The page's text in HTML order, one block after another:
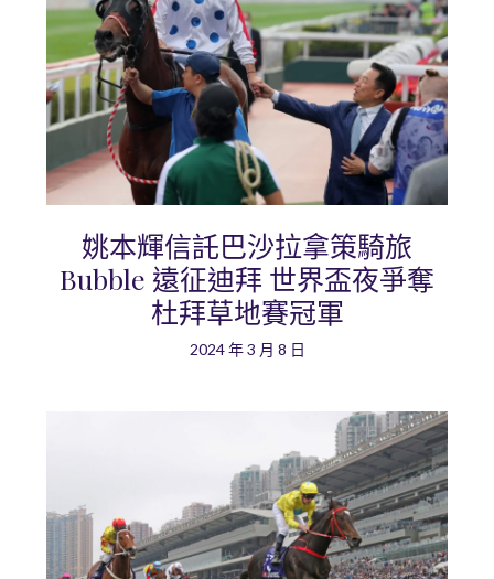
姚本輝信託巴沙拉拿策騎旅
Bubble 遠征迪拜 世界盃夜爭奪
杜拜草地賽冠軍
2024 年 3 月 8 日